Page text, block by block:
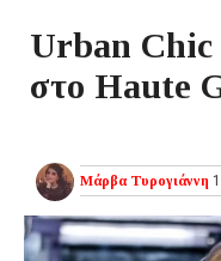
Urban
στο Haute
Μάρβα Τυρογιάννη